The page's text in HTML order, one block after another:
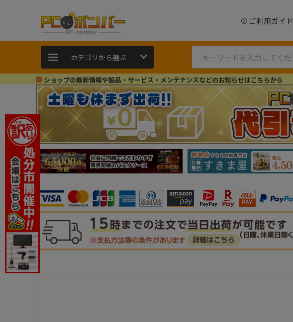
ご利用ガイド
カテゴリから選ぶ
ショップの最新情報や製品・サービス・メンテナンスなどのお知らせはこちらから